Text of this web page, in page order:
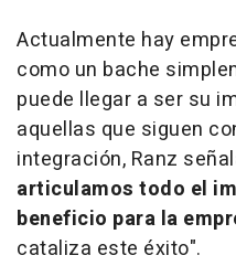
Actualmente hay
como un bache
puede llegar a ser su
aquellas que siguen
integración, Ranz
articulamos todo el
beneficio para la
cataliza este éxito".